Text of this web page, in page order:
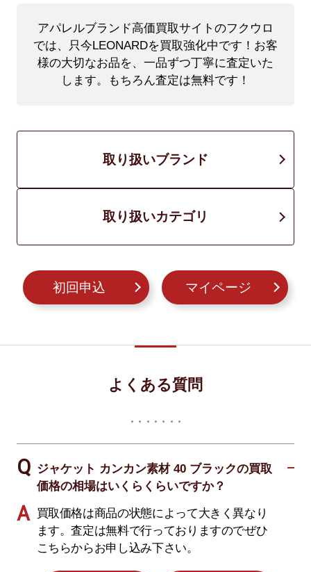
アパレルブランド高価買取サイトのフクウロ
では、只今LEONARDを買取強化中です！ お客
様の大切なお品を、一品ずつ丁寧に査定いた
します。もちろん査定は無料です！
取り扱いブランド
取り扱いカテゴリ
初回申込 マイページ
よくある質問
ジャケット カンカン素材 40 ブラックの買取
価格の相場はいくらくらいですか？
買取価格は商品の状態によって大きく異なり
ます。査定は無料で行っておりますのでぜひ
こちらからお申し込み下さい。